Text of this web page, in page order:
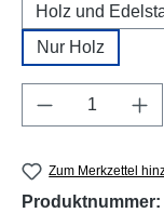
Holz und
Nur Holz
Produkt
Zum Merkzettel
Produktnummer: